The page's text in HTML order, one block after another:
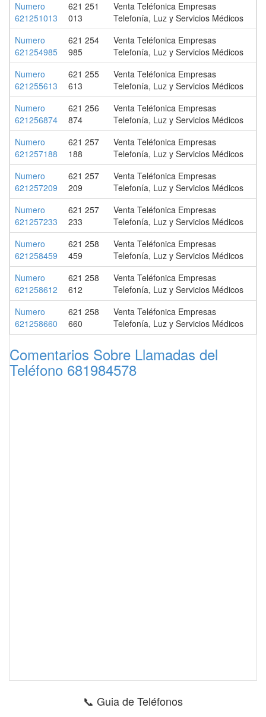
Numero
621251013
621 251
013
Venta Teléfonica Empresas
Telefonía, Luz y Servicios Médicos
Numero
621254985
621 254
985
Venta Teléfonica Empresas
Telefonía, Luz y Servicios Médicos
Numero
621255613
621 255
613
Venta Teléfonica Empresas
Telefonía, Luz y Servicios Médicos
Numero
621256874
621 256
874
Venta Teléfonica Empresas
Telefonía, Luz y Servicios Médicos
Numero
621257188
621 257
188
Venta Teléfonica Empresas
Telefonía, Luz y Servicios Médicos
Numero
621257209
621 257
209
Venta Teléfonica Empresas
Telefonía, Luz y Servicios Médicos
Numero
621257233
621 257
233
Venta Teléfonica Empresas
Telefonía, Luz y Servicios Médicos
Numero
621258459
621 258
459
Venta Teléfonica Empresas
Telefonía, Luz y Servicios Médicos
Numero
621258612
621 258
612
Venta Teléfonica Empresas
Telefonía, Luz y Servicios Médicos
Numero
621258660
621 258
660
Venta Teléfonica Empresas
Telefonía, Luz y Servicios Médicos
Comentarios Sobre Llamadas del
Teléfono 681984578
📞 Guia de Teléfonos